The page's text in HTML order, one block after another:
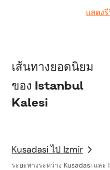
แสดง
เส้นทางยอดนิยม
ของ Istanbul
Kalesi
Kusadasi ไป Izmir
ระยะทางระหว่าง Kusadasi แล